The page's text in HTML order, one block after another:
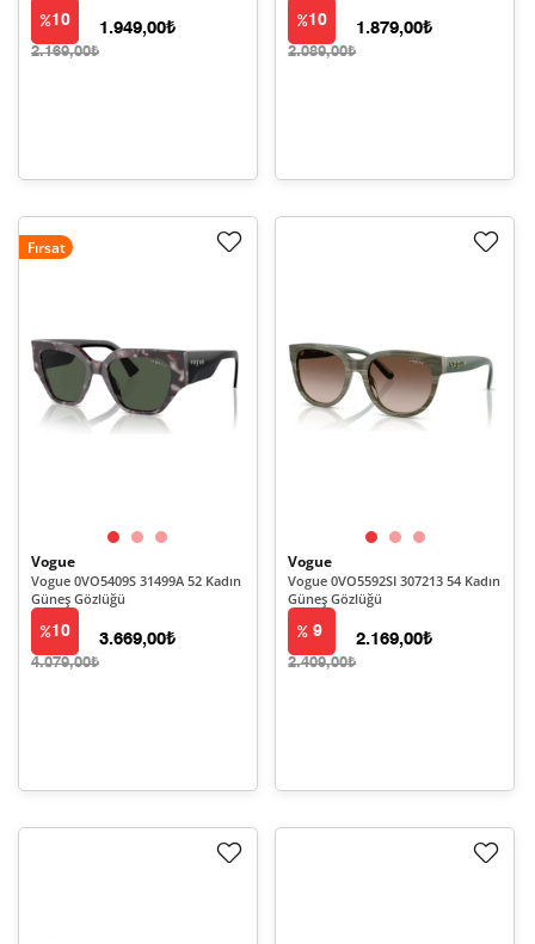
10
2.169,00₺
1.949,00₺ 10
2.089,00₺
1.879,00₺
Fırsat
Vogue
Vogue 0VO5409S 31499A 52 Kadın
Güneş Gözlüğü
10
4.079,00₺
3.669,00₺
Vogue
Vogue 0VO5592SI 307213 54 Kadın
Güneş Gözlüğü
9
2.409,00₺
2.169,00₺